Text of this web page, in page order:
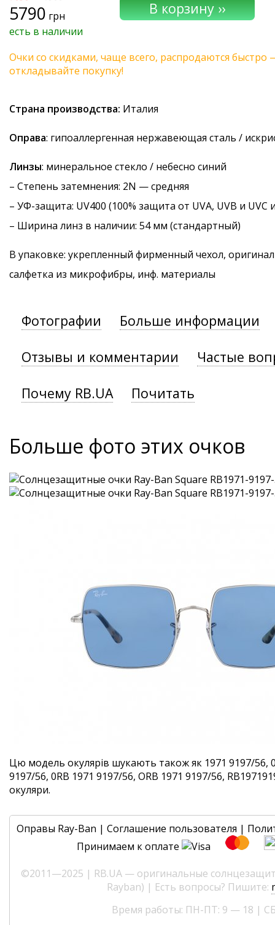
5790 грн
есть в наличии
Очки со скидками, чаще всего, распродаются быстро
откладывайте покупку!
Страна производства: Италия
Оправа: гипоаллергенная нержавеющая сталь /
Линзы: минеральное стекло / небесно синий
– Степень затемнения: 2N — средняя
– УФ-защита: UV400 (100% защита от UVA, UVB и UVC
– Ширина линз в наличии: 54 мм (стандартный)
В упаковке: укрепленный фирменный чехол,
салфетка из микрофибры, инф. материалы
Фотографии Больше информации
Отзывы и комментарии Частые
Почему RB.UA Почитать
Больше фото этих очков
Цю модель окулярів шукають також як 1971 9197/56,
9197/56, 0RB 1971 9197/56, ORB 1971 9197/56,
окуляри.
Оправы Ray-Ban | Соглашение пользователя |
Принимаем к оплате
©2011—2025 | RB.UA — оригинальные
Rayban) | Есть вопросы? Пишите:
Время работы: ПН-ПТ: 9 — 18 |